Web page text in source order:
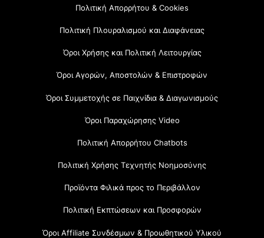
Πολιτική Απορρήτου & Cookies
Πολιτική Πλουραλισμού και Διαφάνειας
Όροι Χρήσης και Πολιτική Λειτουργίας
Όροι Αγορών, Αποστολών & Επιστροφών
Όροι Συμμετοχής σε Παιχνίδια & Διαγωνισμούς
Όροι Παραχώρησης Video
Πολιτική Απορρήτου Chatbots
Πολιτική Χρήσης Τεχνητής Νοημοσύνης
Προϊόντα Φιλικά προς το Περιβάλλον
Πολιτική Εκπτώσεων και Προσφορών
Όροι Affiliate Συνδέσμων & Προωθητικού Υλικού